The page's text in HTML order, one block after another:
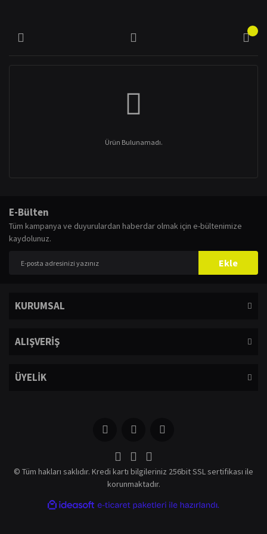
Ürün Bulunamadı.
E-Bülten
Tüm kampanya ve duyurulardan haberdar olmak için e-bültenimize
kaydolunuz.
Ekle
KURUMSAL
ALIŞVERİŞ
ÜYELİK
© Tüm hakları saklıdır. Kredi kartı bilgileriniz 256bit SSL sertifikası ile
korunmaktadır.
ideasoft
e-